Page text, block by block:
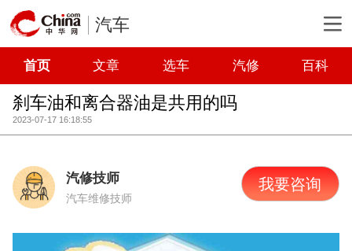
汽车
首页 文章 选车 汽修 百科
刹车油和离合器油是共用的吗
2023-07-17 16:18:55
汽修技师
汽车维修技师
我要咨询